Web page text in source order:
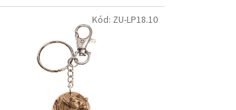
Kód: ZU-LP18.10